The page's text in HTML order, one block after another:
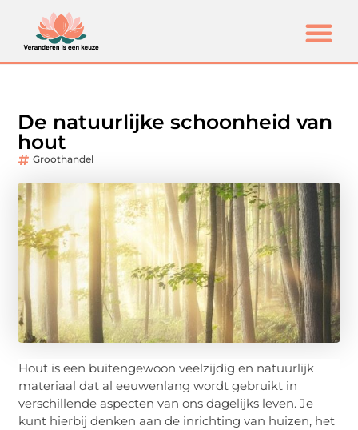
De natuurlijke schoonheid van
hout
Groothandel
Hout is een buitengewoon veelzijdig en natuurlijk
materiaal dat al eeuwenlang wordt gebruikt in
verschillende aspecten van ons dagelijks leven. Je
kunt hierbij denken aan de inrichting van huizen, het